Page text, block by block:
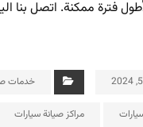
فترة ممكنة. اتصل بنا
خدمات
مراكز صيانة سيارات